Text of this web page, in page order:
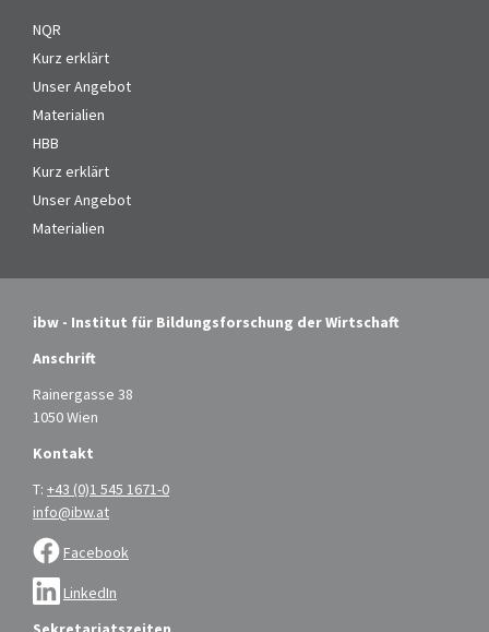
NQR
Kurz erklärt
Unser Angebot
Materialien
HBB
Kurz erklärt
Unser Angebot
Materialien
ibw - Institut für Bildungsforschung der Wirtschaft
Anschrift
Rainergasse 38
1050 Wien
Kontakt
T: +43 (0)1 545 1671-0
info@ibw.at
Facebook
LinkedIn